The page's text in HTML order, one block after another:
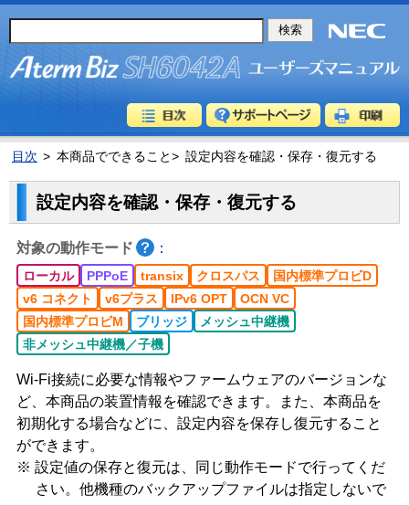
目次 > 本商品でできること> 設定内容を確認・保存・復元する
設定内容を確認・保存・復元する
対象の動作モード ：
ローカル PPPoE transix クロスパス
国内標準プロビD
v6 コネクト
v6プラス IPv6 OPT
OCN VC
国内標準プロビM
ブリッジ
メッシュ中継機
非メッシュ中継機／子機
Wi-Fi接続に必要な情報やファームウェアのバージョンな
ど、本商品の装置情報を確認できます。また、本商品を
初期化する場合などに、設定内容を保存し復元すること
ができます。
※ 設定値の保存と復元は、同じ動作モードで行ってくだ
さい。他機種のバックアップファイルは指定しないで